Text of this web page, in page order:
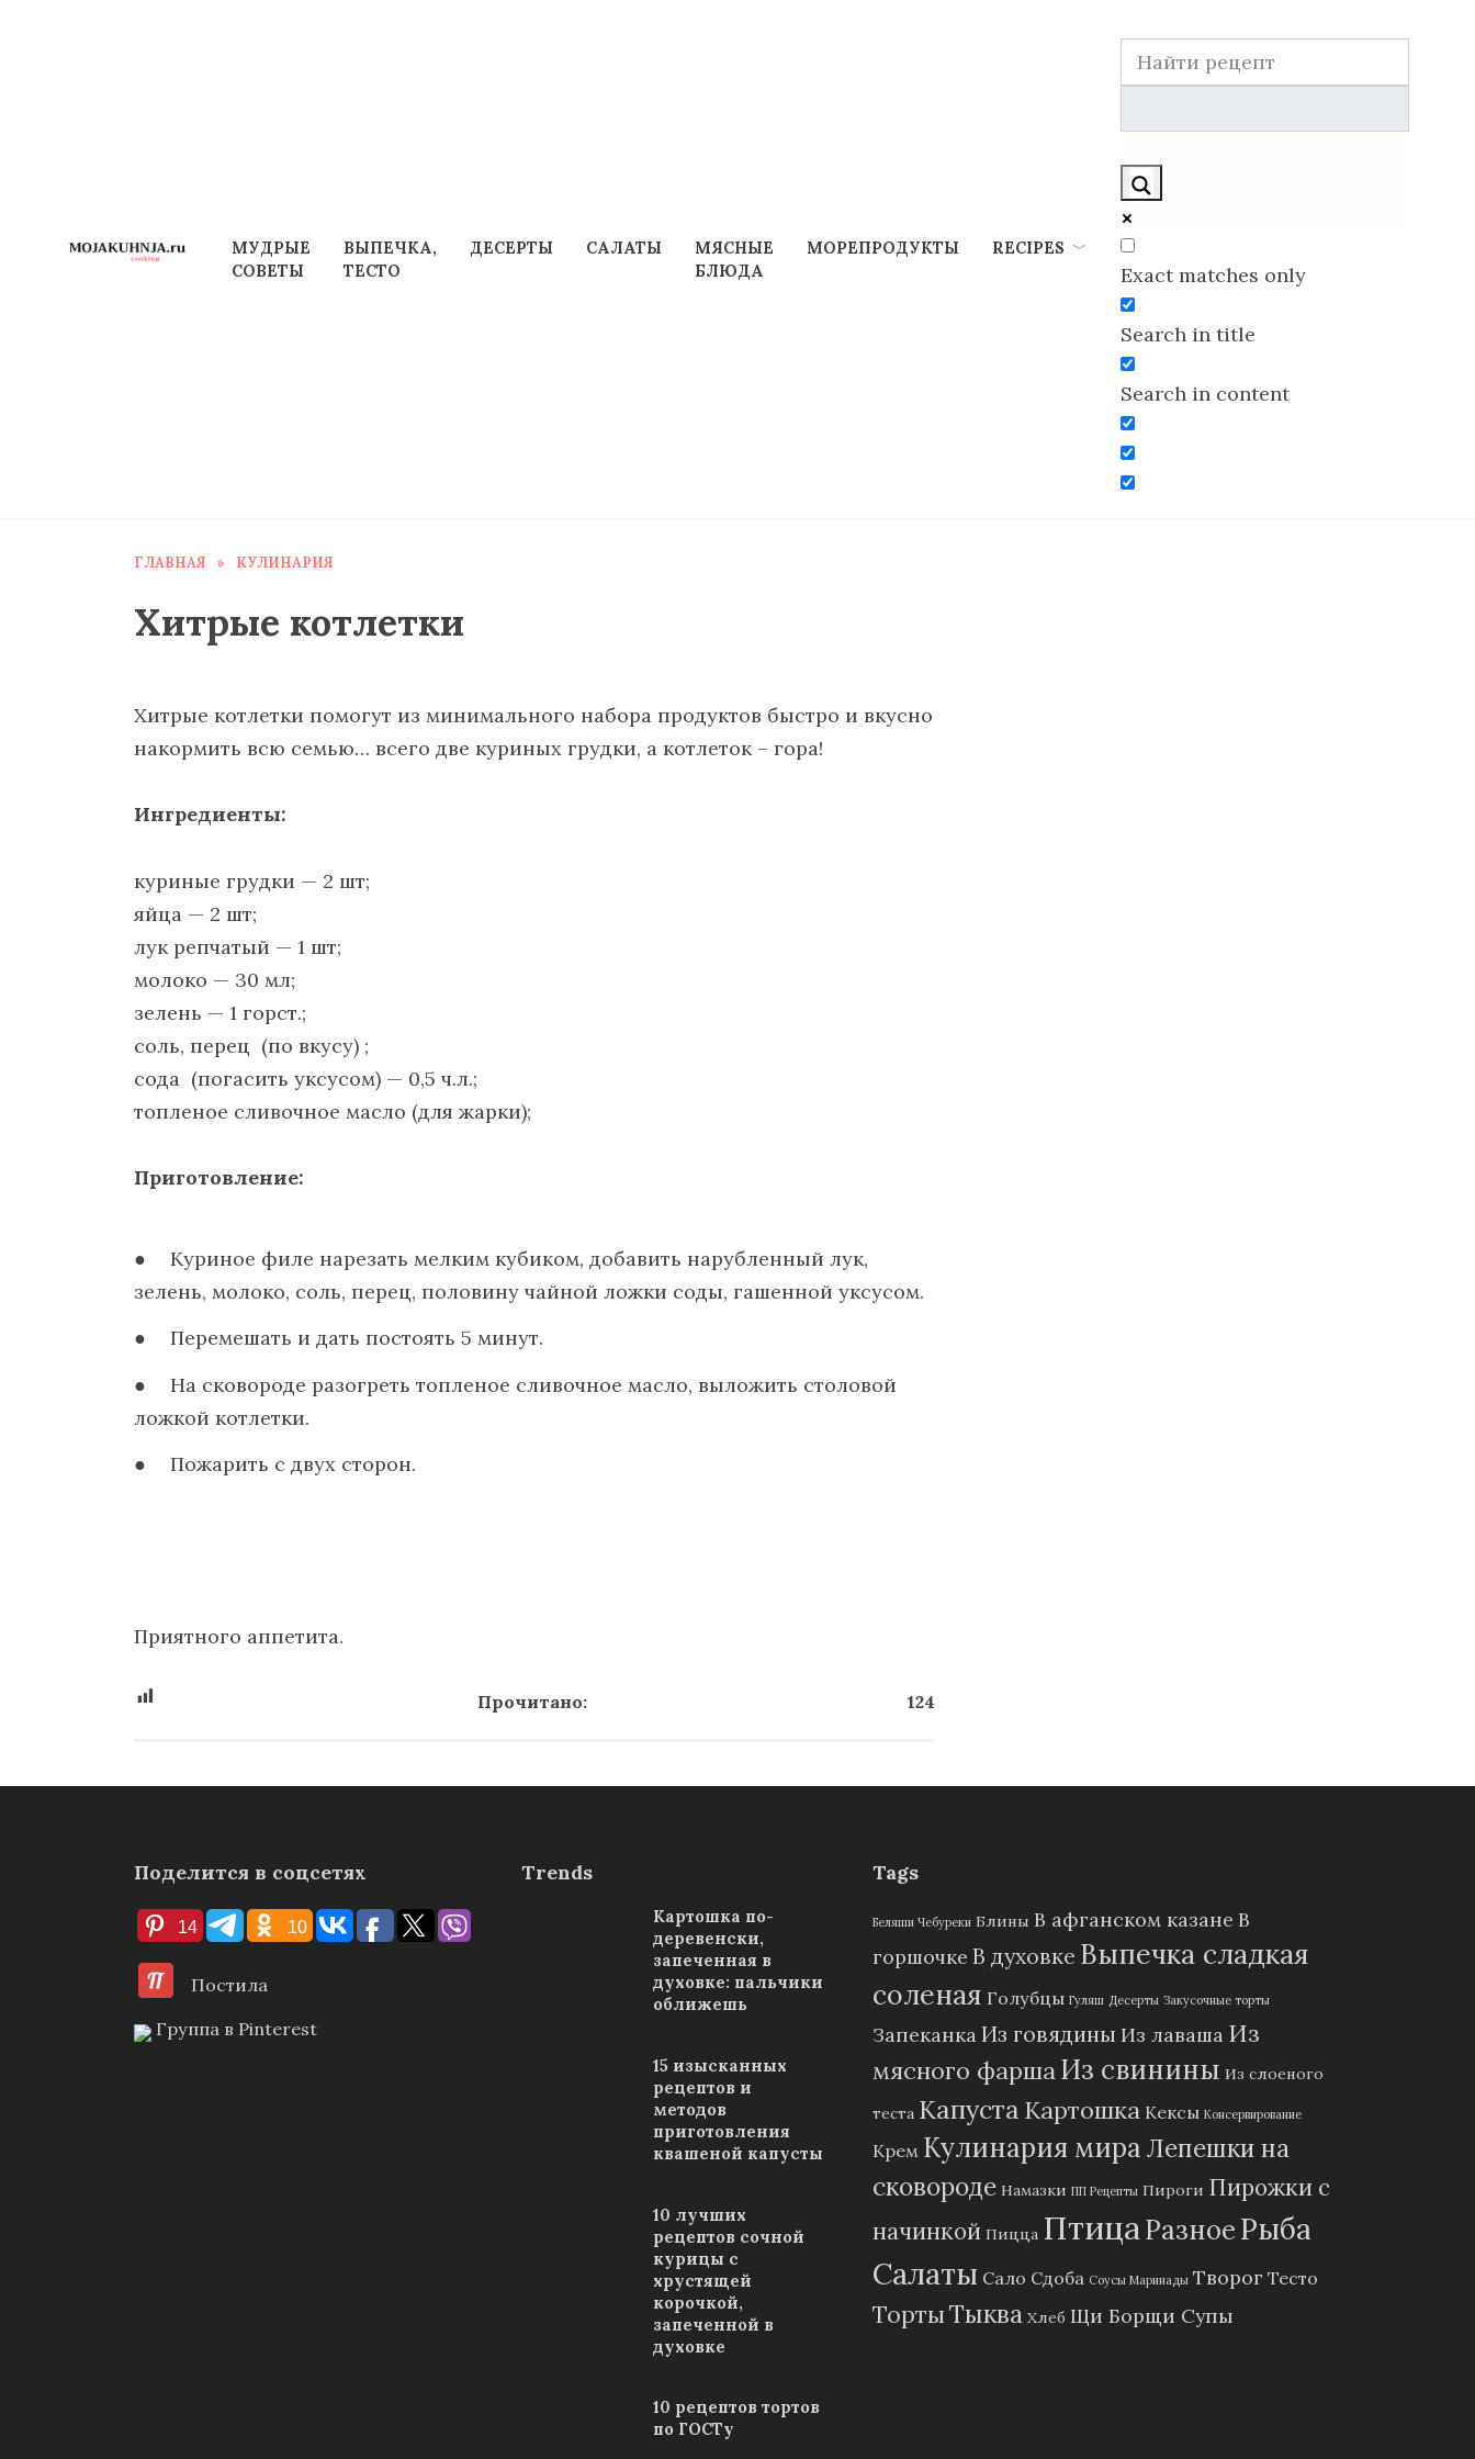
МУДРЫЕ
СОВЕТЫ
ВЫПЕЧКА,
ТЕСТО
ДЕСЕРТЫ САЛАТЫ
МЯСНЫЕ
БЛЮДА
МОРЕПРОДУКТЫ RECIPES
Exact matches only
Search in title
Search in content
ГЛАВНАЯ » КУЛИНАРИЯ
Хитрые котлетки
Хитрые котлетки помогут из минимального набора продуктов быстро и вкусно
накормить всю семью… всего две куриных грудки, а котлеток – гора!
Ингредиенты:
куриные грудки — 2 шт;
яйца — 2 шт;
лук репчатый — 1 шт;
молоко — 30 мл;
зелень — 1 горст.;
соль, перец (по вкусу) ;
сода (погасить уксусом) — 0,5 ч.л.;
топленое сливочное масло (для жарки);
Приготовление:
Куриное филе нарезать мелким кубиком, добавить нарубленный лук,
зелень, молоко, соль, перец, половину чайной ложки соды, гашенной уксусом.
Перемешать и дать постоять 5 минут.
На сковороде разогреть топленое сливочное масло, выложить столовой
ложкой котлетки.
Пожарить с двух сторон.
Приятного аппетита.
Прочитано: 124
Поделится в соцсетях
14 10
Постила
Группа в Pinterest
Trends
Картошка по-
деревенски,
запеченная в
духовке: пальчики
оближешь
15 изысканных
рецептов и
методов
приготовления
квашеной капусты
10 лучших
рецептов сочной
курицы с
хрустящей
корочкой,
запеченной в
духовке
10 рецептов тортов
по ГОСТу
Tags
Беляши Чебуреки Блины В афганском казане В
горшочке В духовке Выпечка сладкая
соленая Голубцы Гуляш Десерты Закусочные торты
ЗапеканкаИз говядины Из лаваша Из
мясного фаршаИз свинины Из слоеного
теста Капуста Картошка Кексы Консервирование
Крем Кулинария мира Лепешки на
сковороде Намазки ПП Рецепты Пироги Пирожки с
начинкой Пицца ПтицаРазноеРыба
Салаты Сало Сдоба Соусы Маринады Творог Тесто
ТортыТыква Хлеб Щи Борщи Супы